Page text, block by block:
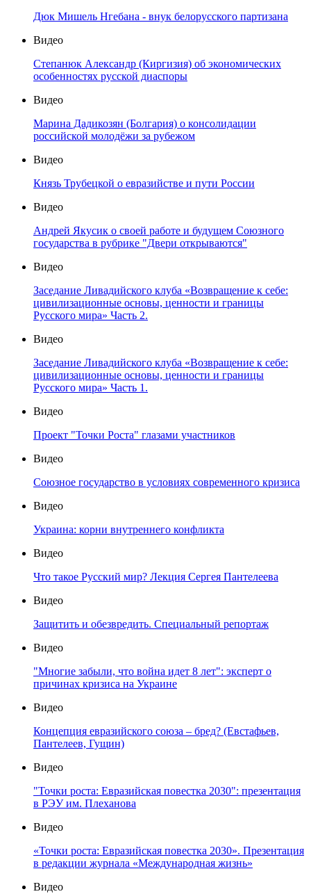
Дюк Мишель Нгебана - внук белорусского партизана
Видео
Степанюк Александр (Киргизия) об экономических
особенностях русской диаспоры
Видео
Марина Дадикозян (Болгария) о консолидации
российской молодёжи за рубежом
Видео
Князь Трубецкой о евразийстве и пути России
Видео
Андрей Якусик о своей работе и будущем Союзного
государства в рубрике "Двери открываются"
Видео
Заседание Ливадийского клуба «Возвращение к себе:
цивилизационные основы, ценности и границы
Русского мира» Часть 2.
Видео
Заседание Ливадийского клуба «Возвращение к себе:
цивилизационные основы, ценности и границы
Русского мира» Часть 1.
Видео
Проект "Точки Роста" глазами участников
Видео
Союзное государство в условиях современного кризиса
Видео
Украина: корни внутреннего конфликта
Видео
Что такое Русский мир? Лекция Сергея Пантелеева
Видео
Защитить и обезвредить. Специальный репортаж
Видео
"Многие забыли, что война идет 8 лет": эксперт о
причинах кризиса на Украине
Видео
Концепция евразийского союза – бред? (Евстафьев,
Пантелеев, Гущин)
Видео
"Точки роста: Евразийская повестка 2030": презентация
в РЭУ им. Плеханова
Видео
«Точки роста: Евразийская повестка 2030». Презентация
в редакции журнала «Международная жизнь»
Видео